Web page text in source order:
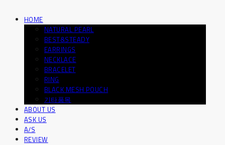
HOME
NATURAL PEARL
BEST&STEADY
EARRINGS
NECKLACE
BRACELET
RING
BLACK MESH POUCH
기타품목
ABOUT US
ASK US
A/S
REVIEW